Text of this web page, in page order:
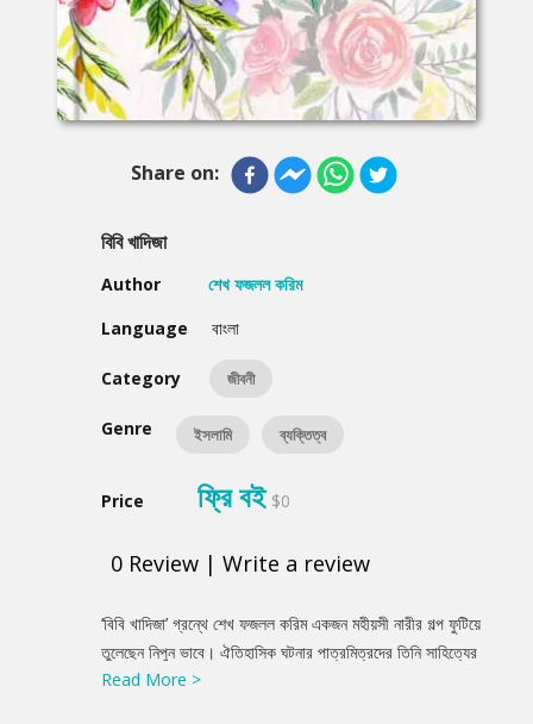
Share on:
বিবি খাদিজা
Author
শেখ ফজলল করিম
Language
বাংলা
Category জীবনী
Genre ইসলামি ব্যক্তিত্ব
Price ফ্রি বই $0
0 Review | Write a review
Product
Summery
‘বিবি খাদিজা’ গ্রন্থে শেখ ফজলল করিম একজন মহীয়সী নারীর গল্প ফুটিয়ে
তুলেছেন নিপুন ভাবে। ঐতিহাসিক ঘটনার পাত্রমিত্রদের তিনি সাহিত্যের
ঝর্ণাধারায় নিয়ে এসে তাদের জীবনের বোধ, আবেগ, সংগ্রাম, ভালোবাসা,
Read More >